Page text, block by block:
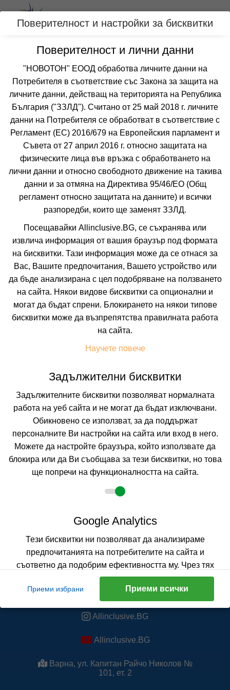
Вход
към сайта
ЧЕРЕН ПЕТЪК 2025
Тази кампания е изтекла.
Върни се в началото и
намери своята почивка.
Към Allinclusive.BG
Не изпускайте нито една оферта!
Искате да получавате първи най-новите и най-
отстъпки?
Абонирайте се за нашия бюлетин сега !
Абонирай ме
Поверителност и настройки за бисквитки
Поверителност и лични данни
"НОВОТОН" ЕООД обработва личните данни на
Потребителя в съответствие със Закона за защита на
личните данни, действащ на територията на Република
България ("ЗЗЛД"). Считано от 25 май 2018 г. личните
данни на Потребителя се обработват в съответствие с
Регламент (ЕС) 2016/679 на Европейския парламент и
Съвета от 27 април 2016 г. относно защитата на
физическите лица във връзка с обработването на
лични данни и относно свободното движение на такива
данни и за отмяна на Директива 95/46/EО (Общ
регламент относно защитата на данните) и всички
разпоредби, които ще заменят ЗЗЛД.
Посещавайки Allinclusive.BG, се съхранява или
извлича информация от вашия браузър под формата
на бисквитки. Тази информация може да се отнася за
Вас, Вашите предпочитания, Вашето устройство или
да бъде анализирана с цел подобряване на ползването
на сайта. Някои видове бисквитки са опционални и
могат да бъдат спрени. Блокирането на някои типове
бисквитки може да възпрепятства правилната работа
на сайта.
Научете повече
Задължителни бисквитки
Задължителните бисквитки позволяват нормалната
работа на уеб сайта и не могат да бъдат изключвани.
Обикновено се използват, за да поддържат
персоналните Ви настройки на сайта или вход в него.
Можете да настройте браузъра, който използвате да
блокира или да Ви съобщава за тези бисквитки, но това
ще попречи на функционалността на сайта.
Google Analytics
Тези бисквитки ни позволяват да анализираме
предпочитанията на потребителите на сайта и
съответно да подобрим ефективността му. Чрез тях
отчитаме посещенията и техния брой, отчитаме кои
страници са най-посещавани и на какъв период от
време. Събраната информация е анонимна. Ако
блокирате тези бисквитки, няма да знаем кога
Приеми избрани Приеми всички
Allinclusive.BG
Allinclusive.BG
Allinclusive.BG
Варна, ул. Капитан Райчо Николов №
101, ет. 2